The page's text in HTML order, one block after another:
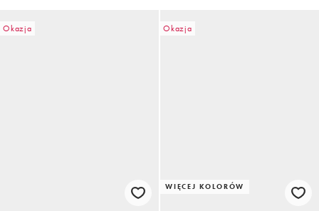
Okazja Okazja
WIĘCEJ KOLORÓW